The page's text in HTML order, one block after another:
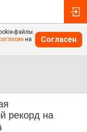
файлы.
на
Согласен
рекорд на